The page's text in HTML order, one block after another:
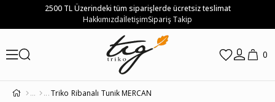
2500 TL Üzerindeki tüm siparişlerde ücretsiz teslimat
HakkımızdaİletişimSipariş Takip
0
Triko Ribanalı Tunik MERCAN